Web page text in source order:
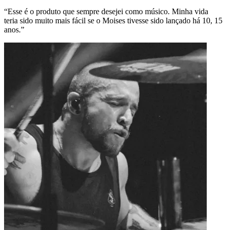
15
"Poder fazer isso com meu telefone e remover a bateria de
eficaz , sem destruir o restante da música, me deixa sem
Cobus
Um dos bateristas de maior sucesso no YouTube, com
280 milhões de visualizações.